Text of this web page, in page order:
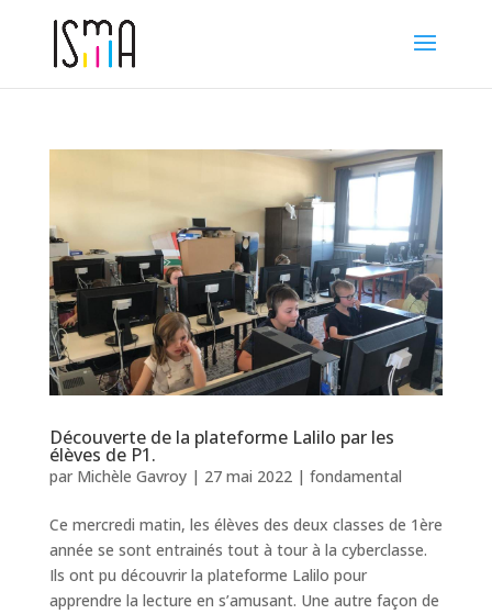
Découverte de la plateforme Lalilo par les
élèves de P1.
par Michèle Gavroy| 27 mai 2022| fondamental
Ce mercredi matin, les élèves des deux classes de 1ère
année se sont entrainés tout à tour à la cyberclasse.
Ils ont pu découvrir la plateforme Lalilo pour
apprendre la lecture en s’amusant. Une autre façon de